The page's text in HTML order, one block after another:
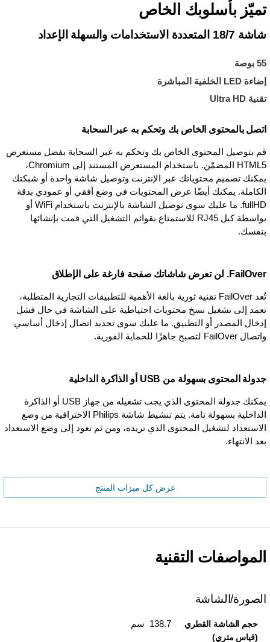
تميّز بأسلوبك الخاص
شاشة 18/7 المتعددة الاستخدامات والسهلة الإعداد
55 بوصة
إضاءة LED الخلفية المباشرة
تقنية Ultra HD
اتصل بالمحتوى الخاص بك وتحكم به عبر السحابة
قم بتوصيل المحتوى الخاص بك وتحكم به عبر السحابة بفضل مستعرض
HTML5 المضمّن. باستخدام المستعرض المستند إلى Chromium،
يمكنك تصميم محتوياتك عبر الإنترنت وتوصيل شاشة واحدة أو شبكتك
الكاملة. يمكنك أيضًا عرض المحتويات في وضع أفقي أو عمودي بدقة
fullHD. ما عليك سوى توصيل الشاشة بالإنترنت باستخدام WiFi أو
بواسطة كبل RJ45 للاستمتاع بقوائم التشغيل التي قمت بإنشائها
بنفسك.
FailOver. لن تعرض شاشاتك صفحة فارغة على الإطلاق
تُعد FailOver تقنية ثورية بالغة الأهمية للتطبيقات التجارية المتطلبة،
تعمد إلى تشغيل نسخ محتويات احتياطية على الشاشة في حال فشل
إدخال المصدر أو التطبيق. ما عليك سوى تحديد اتصال إدخال أساسي
واتصال FailOver لتصبح جاهزًا للحماية الفورية.
جدولة المحتوى بسهولة من USB أو الذاكرة الداخلية
يمكنك جدولة المحتوى الذي يجب تشغيله من جهاز USB أو الذاكرة
الداخلية بسهولة تامة. يتم تنشيط شاشة Philips الاحترافية من وضع
الاستعداد لتشغيل المحتوى الذي تريده، ومن ثم تعود إلى وضع الاستعداد
بعد الانتهاء.
عرض كل ميزات المنتج
المواصفات التقنية
الصورة/الشاشة
حجم الشاشة القطري
(قياس متري)
138.7 سم